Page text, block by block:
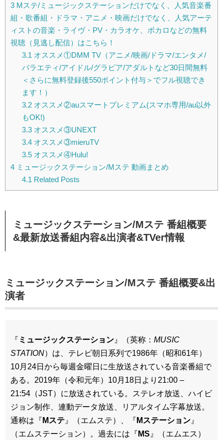
3 Mステ/ミュージックステーションだけでなく、人気音楽番
組・歌番組・ドラマ・アニメ・映画だけでなく、人気アーテ
ィストの音楽・ライヴ・PV・カラオケ、ボカロなどの無料
視聴（見逃し配信）はこちら！
3.1 オススメ①DMM TV（アニメ/映画/ドラマ/エンタメ/
バラエティ/アイドル/グラビア/アダルトなど30日間無料
＜さらに無料登録後550ポイント付与＞でフル視聴でき
ます！）
3.2オススメ②auスマートプレミアム(スマホ専用/au以外
もOK!)
3.3オススメ③UNEXT
3.4オススメ③mieruTV
3.5オススメ④Hulu!
4 ミュージックステーション/Mステ 動画まとめ
4.1 Related Posts
ミュージックステーション/Mステ 番組概要
&最新放送番組内容&出演者&TVer情報
ミュージックステーション/Mステ 番組概要&出
演者
『 ミュージックステーション 』（英称： MUSIC
STATION）は、テレビ朝日系列で1986年（昭和61年）
10月24日から毎週金曜日に生放送されている音楽番組で
ある。2019年（令和元年）10月18日より21:00 –
21:54（JST）に放送されている。ステレオ放送、ハイビ
ジョン制作、連動データ放送、リアルタイム字幕放送。
通称は『 Mステ 』（エムステ）、『 Mステーション 』
（エムステーション）。過去には『 MS 』（エムエス）